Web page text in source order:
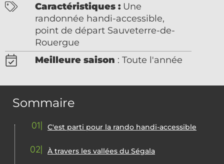
Caractéristiques : Une
randonnée handi-accessible,
point de départ Sauveterre-de-
Rouergue
Meilleure saison : Toute l'année
Sommaire
01 C'est parti pour la rando handi-accessible
02 À travers les vallées du Ségala